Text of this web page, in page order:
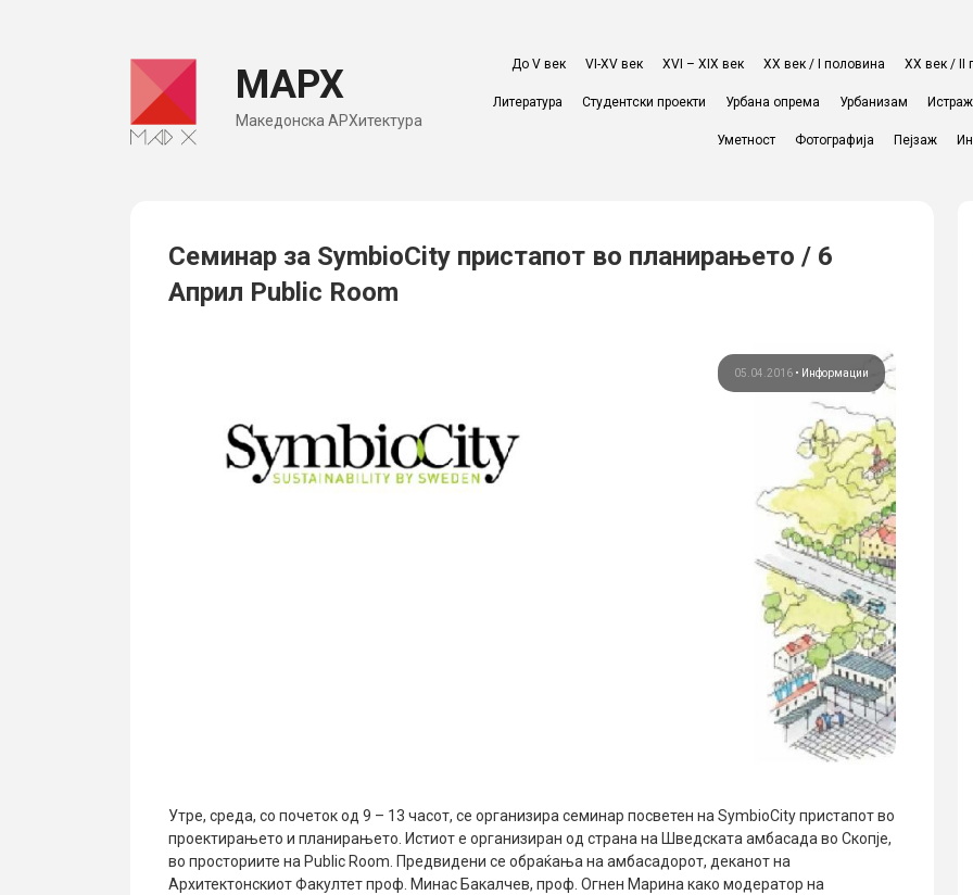
МАРХ
Македонска АРХитектура
До V век VI-XV век XVI – XIX век ХХ век / I половина ХХ век / II
Литература Студентски проекти Урбана опрема Урбанизам
Уметност Фотографија Пејзаж
Семинар за SymbioCity пристапот во планирањето / 6
Април Public Room
05.04.2016• Информации
Утре, среда, со почеток од 9 – 13 часот, се организира семинар посветен на SymbioCity пристапот во
проектирањето и планирањето. Истиот е организиран од страна на Шведската амбасада во Скопје,
во просториите на Public Room. Предвидени се обраќања на амбасадорот, деканот на
Архитектонскиот Факултет проф. Минас Бакалчев, проф. Огнен Марина како модератор на